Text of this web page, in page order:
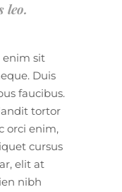
leo.
enim sit
Duis
faucibus.
tortor
orci enim,
cursus
elit at
nibh